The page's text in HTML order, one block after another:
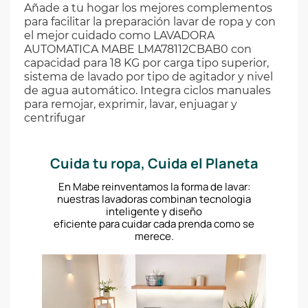
Añade a tu hogar los mejores complementos
para facilitar la preparación lavar de ropa y con
el mejor cuidado como LAVADORA
AUTOMATICA MABE LMA78112CBAB0 con
capacidad para 18 KG por carga tipo superior,
sistema de lavado por tipo de agitador y nivel
de agua automático. Integra ciclos manuales
para remojar, exprimir, lavar, enjuagar y
centrifugar
Cuida tu ropa, Cuida el Planeta
En Mabe reinventamos la forma de lavar:
nuestras lavadoras combinan tecnologia
inteligente y diseño
eficiente para cuidar cada prenda como se
merece.